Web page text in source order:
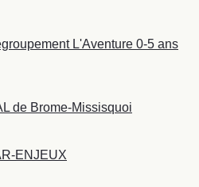
L'Aventure 0-5 ans
de Brome-Missisquoi
ENJEUX